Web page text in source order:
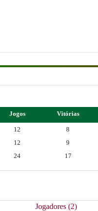
Jogos Vitórias
12 8
12 9
24 17
Jogadores (2)